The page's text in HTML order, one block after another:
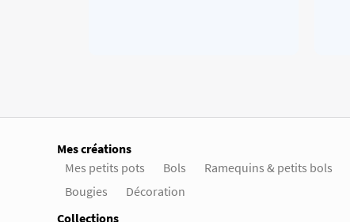
Mes créations
Mes petits pots
Bols Ramequins & petits bols
Bougies
Décoration
Collections